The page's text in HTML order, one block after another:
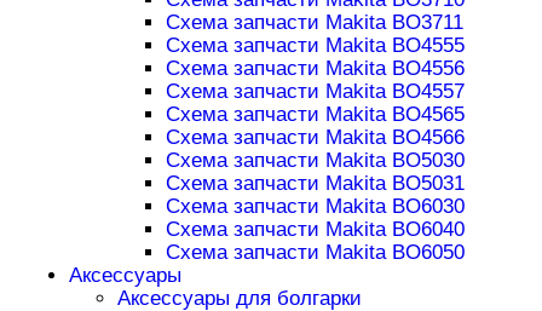
Схема запчасти Makita BO3711
Схема запчасти Makita BO4555
Схема запчасти Makita BO4556
Схема запчасти Makita BO4557
Схема запчасти Makita BO4565
Схема запчасти Makita BO4566
Схема запчасти Makita BO5030
Схема запчасти Makita BO5031
Схема запчасти Makita BO6030
Схема запчасти Makita BO6040
Схема запчасти Makita BO6050
Аксессуары
Аксессуары для болгарки